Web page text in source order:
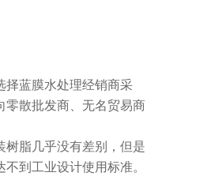
择蓝膜水处理经销商采
零散批发商、无名贸易商
树脂几乎没有差别，但是
到工业设计使用标准。